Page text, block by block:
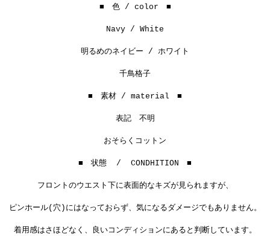
■ 色 / color ■
Navy / White
明るめのネイビー / ホワイト
千鳥格子
■ 素材 / material ■
表記 不明
おそらくコットン
■ 状態 / CONDHITION ■
フロントのウエスト下に表面的なキズが見られますが、
ピンホール(穴)にはなっておらず、気になるダメージでもありません。
着用感はさほどなく、良いコンディションにあると判断しています。